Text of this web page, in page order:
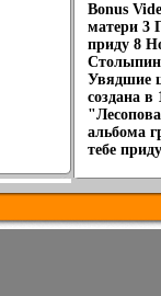
Bonus
матери 3
приду 8
Увядшие
создана
альбома
тебе